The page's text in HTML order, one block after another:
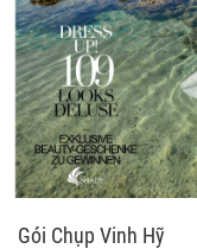
Gói Chụp Vinh Hỹ